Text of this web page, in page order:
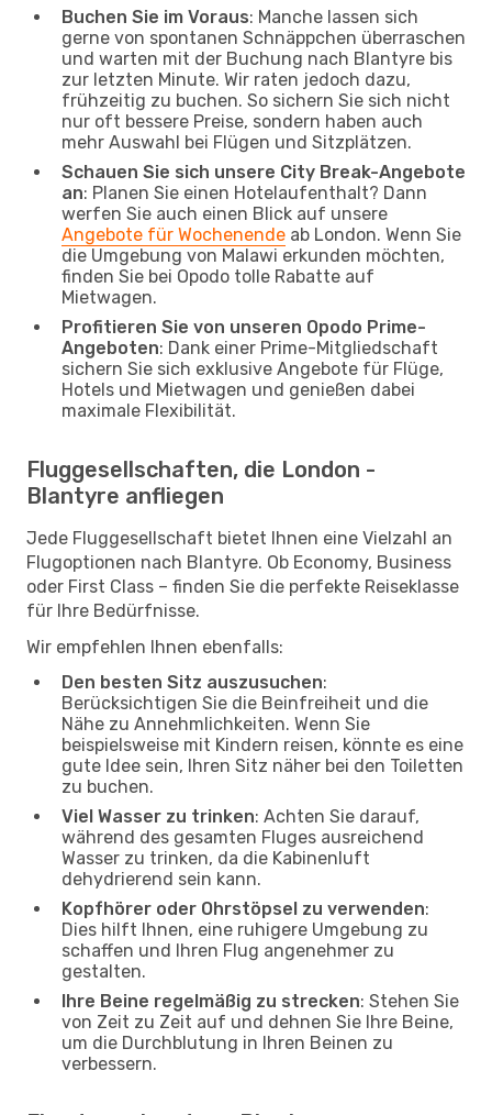
Buchen Sie im Voraus: Manche lassen sich
gerne von spontanen Schnäppchen überraschen
und warten mit der Buchung nach Blantyre bis
zur letzten Minute. Wir raten jedoch dazu,
frühzeitig zu buchen. So sichern Sie sich nicht
nur oft bessere Preise, sondern haben auch
mehr Auswahl bei Flügen und Sitzplätzen.
Schauen Sie sich unsere City Break-Angebote
an: Planen Sie einen Hotelaufenthalt? Dann
werfen Sie auch einen Blick auf unsere
Angebote für Wochenende ab London. Wenn Sie
die Umgebung von Malawi erkunden möchten,
finden Sie bei Opodo tolle Rabatte auf
Mietwagen.
Profitieren Sie von unseren Opodo Prime-
Angeboten: Dank einer Prime-Mitgliedschaft
sichern Sie sich exklusive Angebote für Flüge,
Hotels und Mietwagen und genießen dabei
maximale Flexibilität.
Fluggesellschaften, die London -
Blantyre anfliegen
Jede Fluggesellschaft bietet Ihnen eine Vielzahl an
Flugoptionen nach Blantyre. Ob Economy, Business
oder First Class – finden Sie die perfekte Reiseklasse
für Ihre Bedürfnisse.
Wir empfehlen Ihnen ebenfalls:
Den besten Sitz auszusuchen:
Berücksichtigen Sie die Beinfreiheit und die
Nähe zu Annehmlichkeiten. Wenn Sie
beispielsweise mit Kindern reisen, könnte es eine
gute Idee sein, Ihren Sitz näher bei den Toiletten
zu buchen.
Viel Wasser zu trinken: Achten Sie darauf,
während des gesamten Fluges ausreichend
Wasser zu trinken, da die Kabinenluft
dehydrierend sein kann.
Kopfhörer oder Ohrstöpsel zu verwenden:
Dies hilft Ihnen, eine ruhigere Umgebung zu
schaffen und Ihren Flug angenehmer zu
gestalten.
Ihre Beine regelmäßig zu strecken: Stehen Sie
von Zeit zu Zeit auf und dehnen Sie Ihre Beine,
um die Durchblutung in Ihren Beinen zu
verbessern.